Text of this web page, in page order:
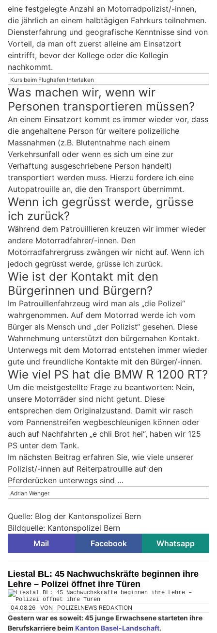
eine festgelegte Anzahl an Motorradpolizist/-innen,
die jährlich an einem halbtägigen Fahrkurs teilnehmen.
Diensterfahrung und geografische Kenntnisse sind von
Vorteil, da man oft zuerst alleine am Einsatzort
eintrifft, bevor der Kollege oder die Kollegin
nachkommt.
Kurs beim Flughafen Interlaken
Was machen wir, wenn wir
Personen transportieren müssen?
An einem Einsatzort kommt es immer wieder vor, dass
die angehaltene Person für weitere polizeiliche
Massnahmen (z.B. Blutentnahme nach einem
Verkehrsunfall oder wenn es sich um eine zur
Verhaftung ausgeschriebene Person handelt)
transportiert werden muss. Hierzu fordere ich eine
Autopatrouille an, die den Transport übernimmt.
Wenn ich gegrüsst werde, grüsse
ich zurück?
Während dem Patrouillieren kreuzen wir immer wieder
andere Motorradfahrer/-innen. Den
Motorradfahrergruss zwängen wir nicht auf. Wenn ich
jedoch gegrüsst werde, grüsse ich zurück.
Wie ist der Kontakt mit den
Bürgerinnen und Bürgern?
Im Patrouillenfahrzeug wird man als „die Polizei“
wahrgenommen. Auf dem Motorrad werde ich vom
Bürger als Mensch und „der Polizist“ gesehen. Diese
Wahrnehmung unterstützt den bürgernahen Kontakt.
Unterwegs mit dem Motorrad entstehen immer wieder
gute und freundliche Kontakte mit den Bürger/-innen.
Wie viel PS hat die BMW R 1200 RT?
Um die meistgestellte Frage zu beantworten: Nein,
unsere Motorräder sind nicht getunt. Diese
entsprechen dem Originalzustand. Damit wir rasch
vom Pannenstreifen wegbeschleunigen können oder
auch auf Nachfahrten „e chli Brot hei“, haben wir 125
PS unter dem Tank.
Im nächsten Beitrag erfahren Sie, wie viele unserer
Polizist/-innen auf Reiterpatrouille auf den
Pferderücken unterwegs sind …
Adrian Wenger
Quelle: Blog der Kantonspolizei Bern
Bildquelle: Kantonspolizei Bern
Mail
Facebook Whatsapp
Liestal BL: 45 Nachwuchskräfte beginnen ihre
Lehre – Polizei öffnet ihre Türen
04.08.26 VON POLIZEI.NEWS REDAKTION
Gestern war es soweit: 45 junge Erwachsene starteten ihre
Berufskarriere beim Kanton Basel-Landschaft.